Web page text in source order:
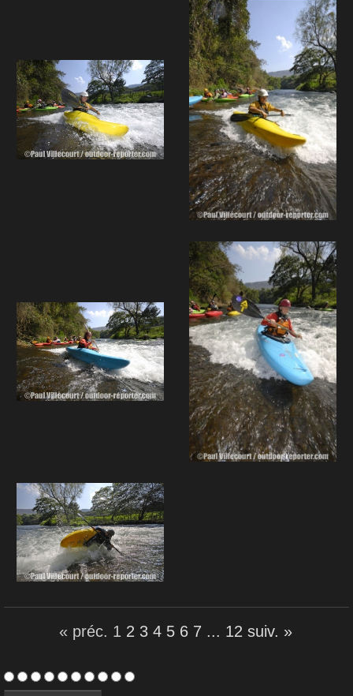
« préc. 1 2 3 4 5 6 7 ... 12 suiv. »